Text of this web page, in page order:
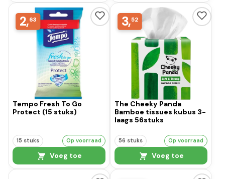
2,63
Tempo Fresh To Go
Protect (15 stuks)
15 stuks Op voorraad
Voeg toe
3,52
The Cheeky Panda
Bamboe tissues kubus 3-
laags 56stuks
56 stuks Op voorraad
Voeg toe